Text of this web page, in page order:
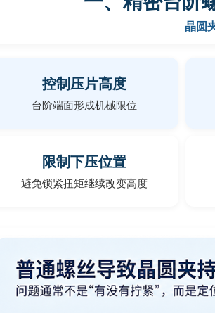
晶圆
控制压片高度
台阶端面形成机械限位
限制下压位置
避免锁紧扭矩继续改变高度